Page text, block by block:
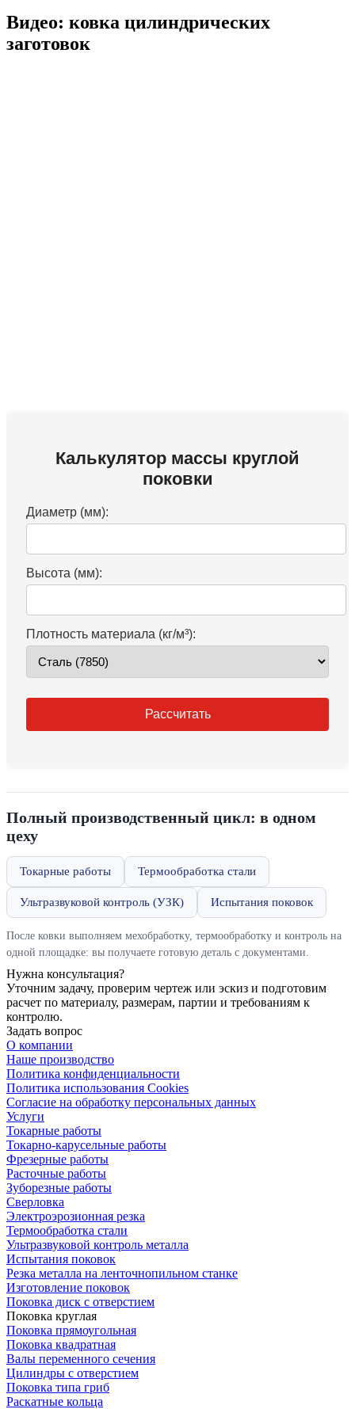
Видео: ковка цилиндрических
заготовок
Калькулятор массы круглой
поковки
Диаметр (мм):
Высота (мм):
Плотность материала (кг/м³):
Рассчитать
Полный производственный цикл: в одном
цеху
Токарные работы Термообработка стали
Ультразвуковой контроль (УЗК) Испытания поковок
После ковки выполняем мехобработку, термообработку и контроль на
одной площадке: вы получаете готовую деталь с документами.
Нужна консультация?
Уточним задачу, проверим чертеж или эскиз и подготовим
расчет по материалу, размерам, партии и требованиям к
контролю.
Задать вопрос
О компании
Наше производство
Политика конфиденциальности
Политика использования Cookies
Согласие на обработку персональных данных
Услуги
Токарные работы
Токарно-карусельные работы
Фрезерные работы
Расточные работы
Зуборезные работы
Сверловка
Электроэрозионная резка
Термообработка стали
Ультразвуковой контроль металла
Испытания поковок
Резка металла на ленточнопильном станке
Изготовление поковок
Поковка диск с отверстием
Поковка круглая
Поковка прямоугольная
Поковка квадратная
Валы переменного сечения
Цилиндры с отверстием
Поковка типа гриб
Раскатные кольца